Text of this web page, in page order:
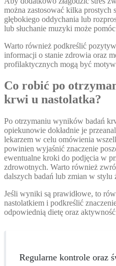
można zastosować kilka prostych
głębokiego oddychania lub
lub słuchanie muzyki może
Warto również podkreślić
informacji o stanie zdrowia oraz
profilaktycznych mogą być
Co robić po
krwi u nastolatka?
Po otrzymaniu wyników badań
opiekunowie dokładnie je
lekarzem w celu omówienia
powinien wyjaśnić znaczenie
ewentualne kroki do podjęcia w
zdrowotnych. Warto również
dalszych badań lub zmian w stylu
Jeśli wyniki są prawidłowe, to
nastolatkiem i podkreślić
odpowiednią dietę oraz
Regularne kontrole oraz